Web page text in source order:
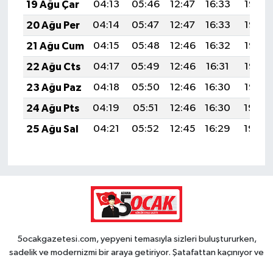
19 Ağu Çar 04:13 05:46 12:47 16:33
19:38
20 Ağu Per
04:14 05:47 12:47 16:33
19:36
21 Ağu Cum
04:15 05:48 12:46 16:32
19:35
22 Ağu Cts
04:17 05:49 12:46 16:31
19:33
23 Ağu Paz
04:18 05:50 12:46 16:30
19:32
24 Ağu Pts
04:19 05:51 12:46 16:30
19:30
25 Ağu Sal
04:21 05:52 12:45 16:29 19:29
5ocakgazetesi.com, yepyeni temasıyla sizleri buluştururken,
sadelik ve modernizmi bir araya getiriyor. Şatafattan kaçınıyor ve